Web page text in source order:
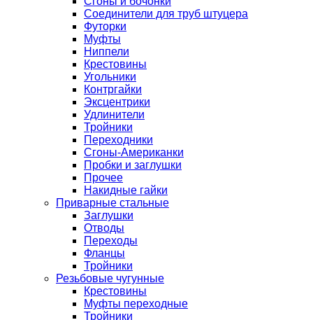
Соединители для труб штуцера
Футорки
Муфты
Ниппели
Крестовины
Угольники
Контргайки
Эксцентрики
Удлинители
Тройники
Переходники
Сгоны-Американки
Пробки и заглушки
Прочее
Накидные гайки
Приварные стальные
Заглушки
Отводы
Переходы
Фланцы
Тройники
Резьбовые чугунные
Крестовины
Муфты переходные
Тройники